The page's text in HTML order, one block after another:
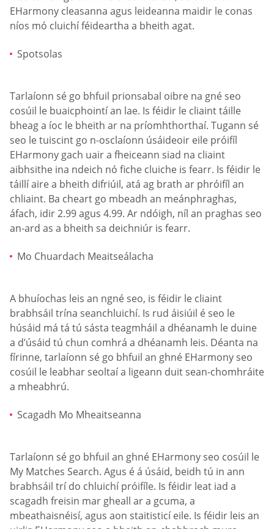
EHarmony cleasanna agus leideanna maidir le conas
níos mó cluichí féideartha a bheith agat.
Spotsolas
Tarlaíonn sé go bhfuil prionsabal oibre na gné seo
cosúil le buaicphointí an lae. Is féidir le cliaint táille
bheag a íoc le bheith ar na príomhthorthaí. Tugann sé
seo le tuiscint go n-osclaíonn úsáideoir eile próifíl
EHarmony gach uair a fheiceann siad na cliaint
aibhsithe ina ndeich nó fiche cluiche is fearr. Is féidir le
táillí aire a bheith difriúil, atá ag brath ar phróifíl an
chliaint. Ba cheart go mbeadh an meánphraghas,
áfach, idir 2.99 agus 4.99. Ar ndóigh, níl an praghas seo
an-ard as a bheith sa deichniúr is fearr.
Mo Chuardach Meaitseálacha
A bhuíochas leis an ngné seo, is féidir le cliaint
brabhsáil trína seanchluichí. Is rud áisiúil é seo le
húsáid má tá tú sásta teagmháil a dhéanamh le duine
a d’úsáid tú chun comhrá a dhéanamh leis. Déanta na
fírinne, tarlaíonn sé go bhfuil an ghné EHarmony seo
cosúil le leabhar seoltaí a ligeann duit sean-chomhráite
a mheabhrú.
Scagadh Mo Mheaitseanna
Tarlaíonn sé go bhfuil an ghné EHarmony seo cosúil le
My Matches Search. Agus é á úsáid, beidh tú in ann
brabhsáil trí do chluichí próifíle. Is féidir leat iad a
scagadh freisin mar gheall ar a gcuma, a
mbeathaisnéisí, agus aon staitisticí eile. Is féidir leis an